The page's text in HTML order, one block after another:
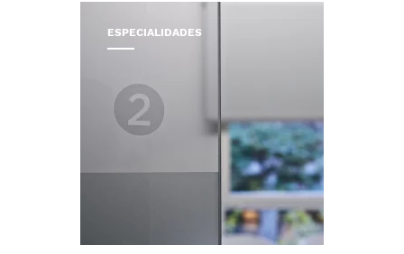
ESPECIALIDADES